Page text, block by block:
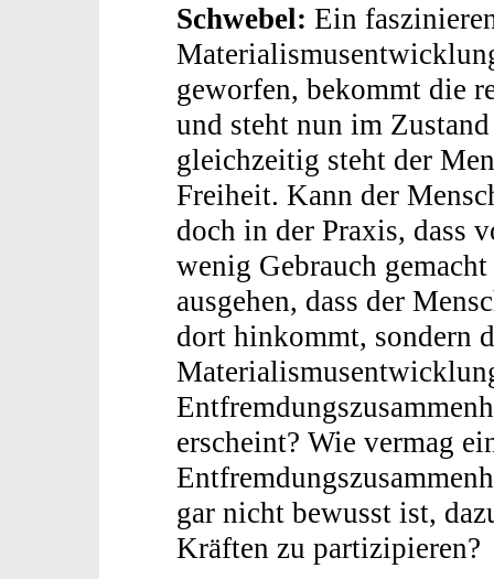
Schwebel: Ein
geworfen, bekommt die
und steht nun im
gleichzeitig steht der
Freiheit. Kann der
doch in der Praxis, dass
wenig Gebrauch
ausgehen, dass der
dort hinkommt, sondern
erscheint? Wie vermag
gar nicht bewusst ist,
Kräften zu partizipieren?